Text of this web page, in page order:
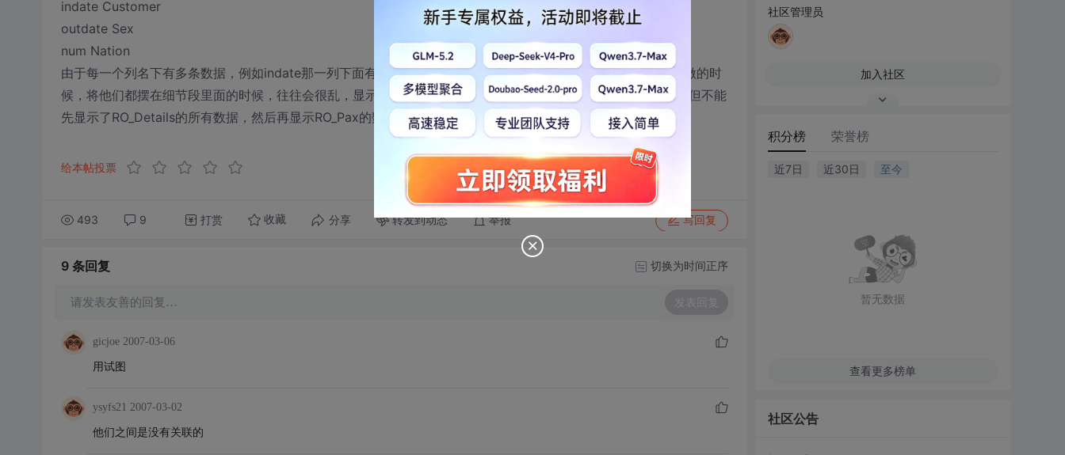
indate Customer
outdate Sex
num Nation
由于每一个列名下有多条数据，例如indate那一列下面有02/01/07和02/03/07，RO_Pax也是同样情况，我以往做的时
候，将他们都摆在细节段里面的时候，往往会很乱，显示了一条RO_Details的数据，再显示一些RO_Pax的数据，但不能
先显示了RO_Details的所有数据，然后再显示RO_Pax的数据。怎么才能做到这个效果呢？
给本帖投票
493 9 打赏 收藏 分享 转发到动态 举报 写回复
9 条回复 切换为时间正序
请发表友善的回复… 发表回复
gicjoe 2007-03-06
用试图
ysyfs21 2007-03-02
他们之间是没有关联的
社区管理员
加入社区
积分榜 荣誉榜
近7日 近30日 至今
暂无数据
查看更多榜单
社区公告